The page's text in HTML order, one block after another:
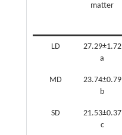
matter
LD
27.29±1.72
a
MD
23.74±0.79
b
SD
21.53±0.37
c